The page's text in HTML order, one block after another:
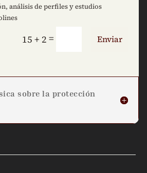
análisis de perfiles y estudios
15 + 2 = Enviar
sobre la protección